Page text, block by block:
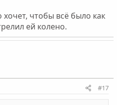
чтобы всё было как
ей колено.
#17